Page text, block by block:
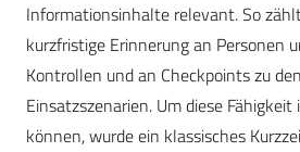
Informationsinhalte relevant. So
kurzfristige Erinnerung an Personen
Kontrollen und an Checkpoints zu
Einsatzszenarien. Um diese
können, wurde ein klassisches